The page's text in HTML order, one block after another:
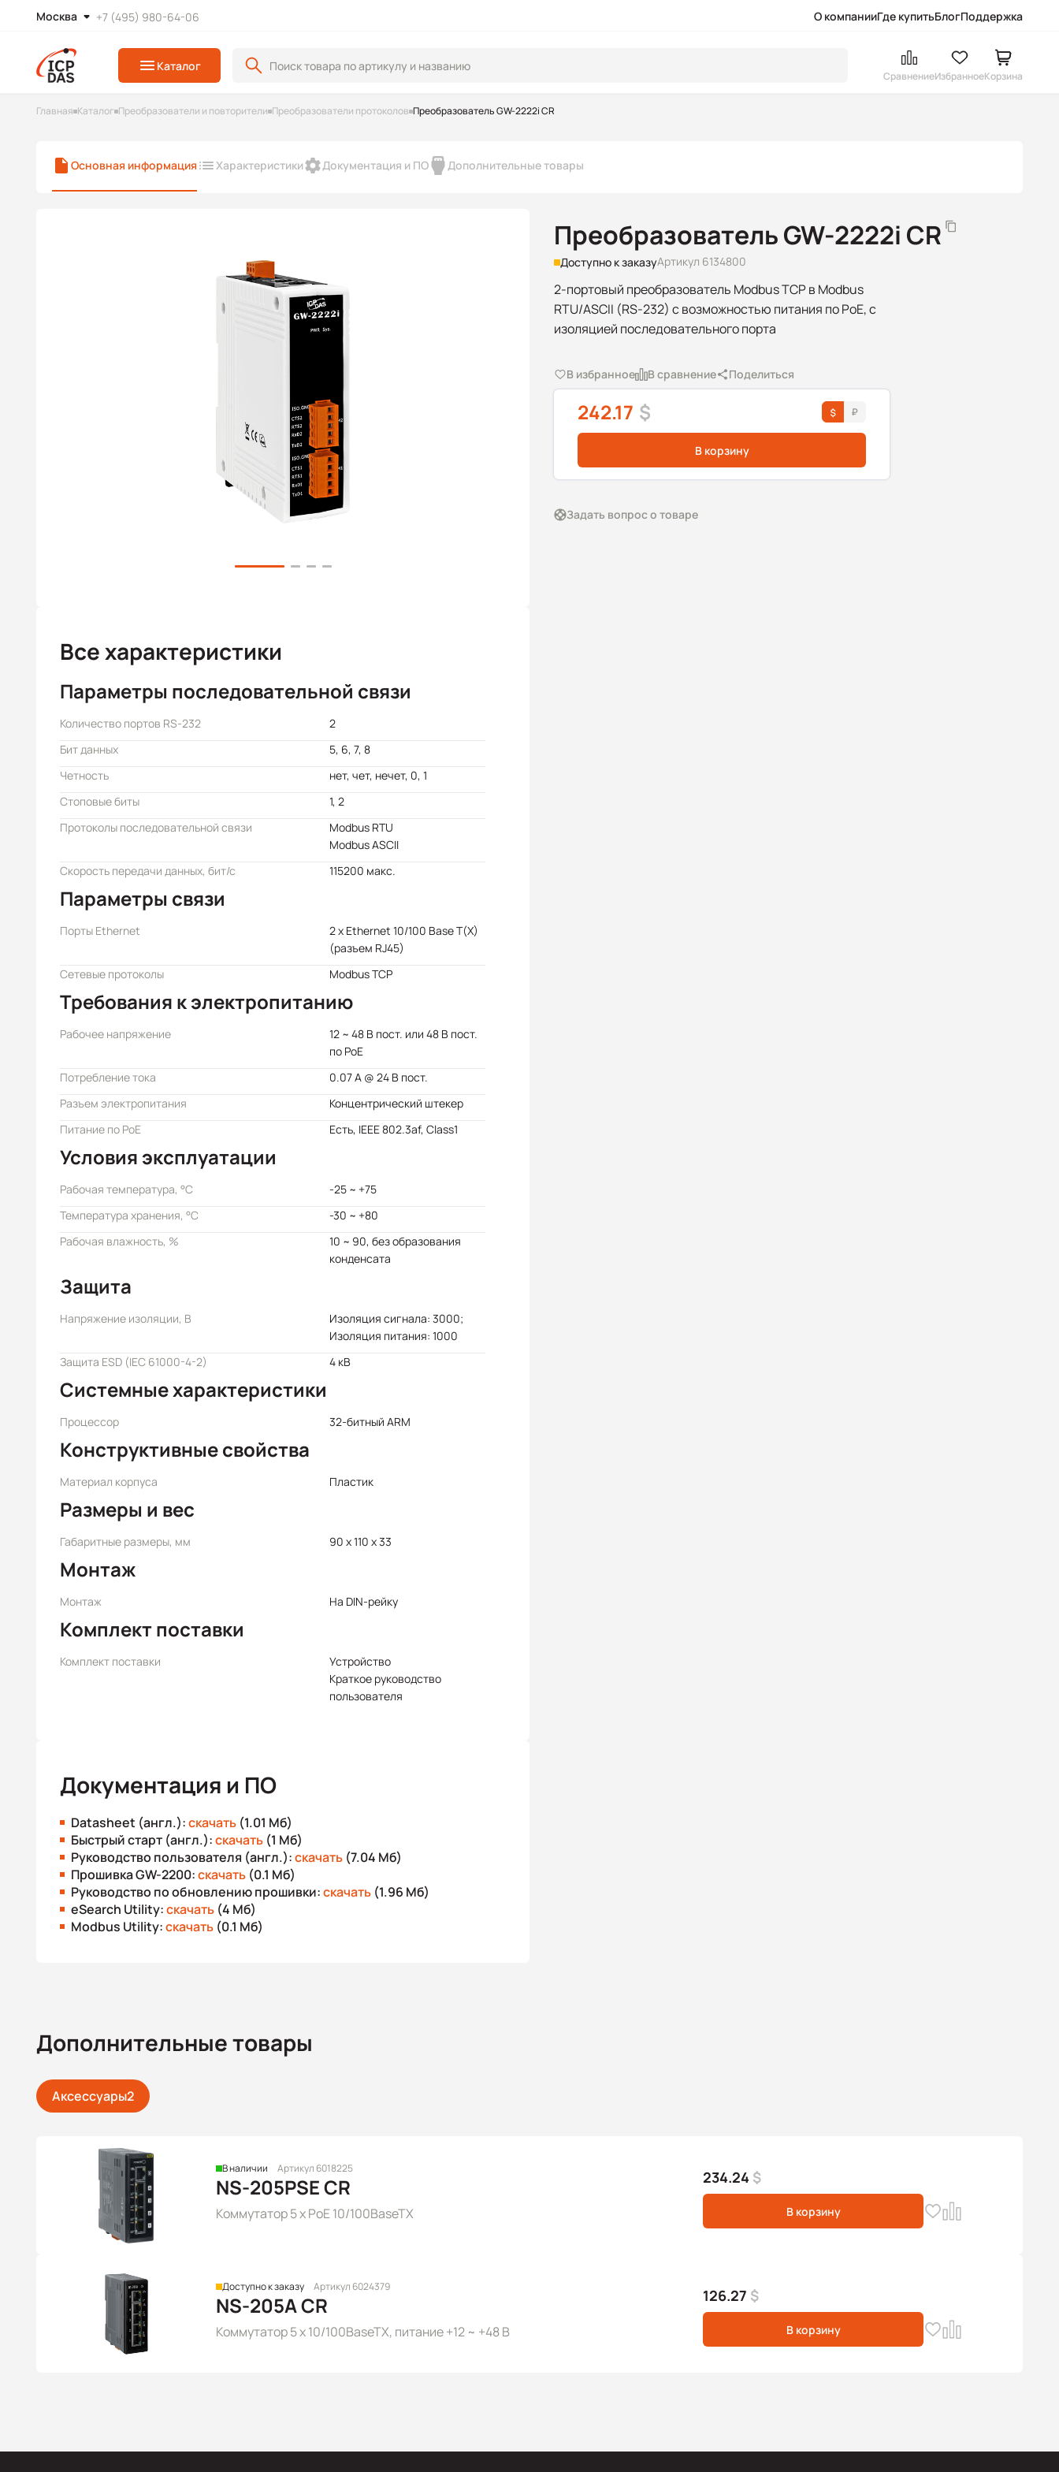
Москва +7 (495) 980-64-06 О компанииГде купитьБлогПоддержка
Каталог
СравнениеИзбранноеКорзина
Главная Каталог Преобразователи и повторители Преобразователи протоколов Преобразователь GW-2222i CR
Основная информация Характеристики Документация и ПО Дополнительные товары
Преобразователь GW-2222i CR
Доступно к заказуАртикул 6134800
2-портовый преобразователь Modbus TCP в Modbus
RTU/ASCII (RS-232) с возможностью питания по PoE, с
изоляцией последовательного порта
В избранное В сравнение Поделиться
242.17 $
В корзину
Задать вопрос о товаре
Все характеристики
Параметры последовательной связи
Количество портов RS-232
2
Бит данных
5, 6, 7, 8
Четность
нет, чет, нечет, 0, 1
Стоповые биты
1, 2
Протоколы последовательной связи
Modbus RTU
Modbus ASCII
Скорость передачи данных, бит/с
115200 макс.
Параметры связи
Порты Ethernet
2 x Ethernet 10/100 Base T(X)
(разъем RJ45)
Сетевые протоколы
Modbus TCP
Требования к электропитанию
Рабочее напряжение
12 ~ 48 В пост. или 48 В пост.
по PoE
Потребление тока
0.07 А @ 24 В пост.
Разъем электропитания
Концентрический штекер
Питание по PoE
Есть, IEEE 802.3af, Class1
Условия эксплуатации
Рабочая температура, °C
-25 ~ +75
Температура хранения, °C
-30 ~ +80
Рабочая влажность, %
10 ~ 90, без образования
конденсата
Защита
Напряжение изоляции, В
Изоляция сигнала: 3000;
Изоляция питания: 1000
Защита ESD (IEC 61000-4-2)
4 кВ
Системные характеристики
Процессор 32-битный ARM
Конструктивные свойства
Материал корпуса Пластик
Размеры и вес
Габаритные размеры, мм 90 x 110 x 33
Монтаж
Монтаж На DIN-рейку
Комплект поставки
Комплект поставки
Устройство
Краткое руководство
пользователя
Документация и ПО
Datasheet (англ.):скачать (1.01 Мб)
Быстрый старт (англ.):скачать (1 Мб)
Руководство пользователя (англ.):скачать (7.04 Мб)
Прошивка GW-2200:скачать (0.1 Мб)
Руководство по обновлению прошивки:скачать (1.96 Мб)
eSearch Utility:скачать (4 Мб)
Modbus Utility:скачать (0.1 Мб)
Дополнительные товары
Аксессуары2
В наличии Артикул 6018225
NS-205PSE CR
Коммутатор 5 x PoE 10/100BaseTX
234.24 $
В корзину
Доступно к заказу Артикул 6024379
NS-205A CR
Коммутатор 5 x 10/100BaseTX, питание +12 ~ +48 В
126.27 $
В корзину